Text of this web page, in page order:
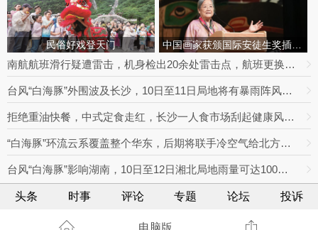
民俗好戏登天门
南航航班滑行疑遭雷击，机身检出20余处雷击点，航班更换飞机延误出行
台风“白海豚”外围波及长沙，10日至11日局地将有暴雨阵风，最高达9级
拒绝重油快餐，中式定食走红，长沙一人食市场刮起健康风｜消费新观察
“白海豚”环流云系覆盖整个华东，后期将联手冷空气给北方制造极端降雨
台风“白海豚”影响湖南，10日至12日湘北局地雨量可达100毫米
头条 时事 评论 专题 论坛 投诉
电脑版